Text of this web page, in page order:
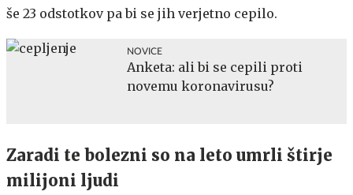
še 23 odstotkov pa bi se jih verjetno cepilo.
NOVICE
Anketa: ali bi se cepili proti
novemu koronavirusu?
Zaradi te bolezni so na leto umrli štirje
milijoni ljudi